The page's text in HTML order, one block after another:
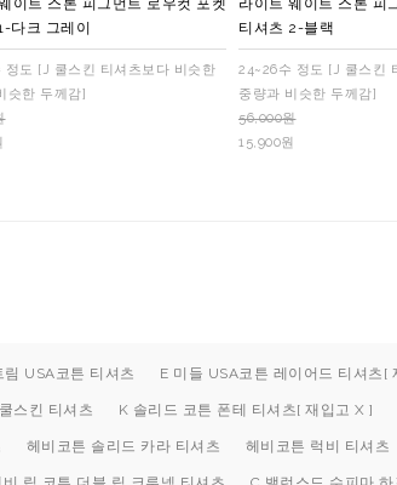
이트 스톤 피그먼트 로우컷 포켓
다크 그레이
정도 [J 쿨스킨 티셔츠보다 비슷한
슷한 두께감]
라이트 웨이트 스톤 피
티셔츠 2-블랙
24~26수 정도 [J 쿨스킨
중량과 비슷한 두께감]
56,000원
15,900원
림 USA코튼 티셔츠 E 미들 USA코튼 레이어드 티셔츠[
스킨 티셔츠 K 솔리드 코튼 폰테 티셔츠[ 재입고 X ]
헤비코튼 솔리드 카라 티셔츠 헤비코튼 럭비 티셔츠